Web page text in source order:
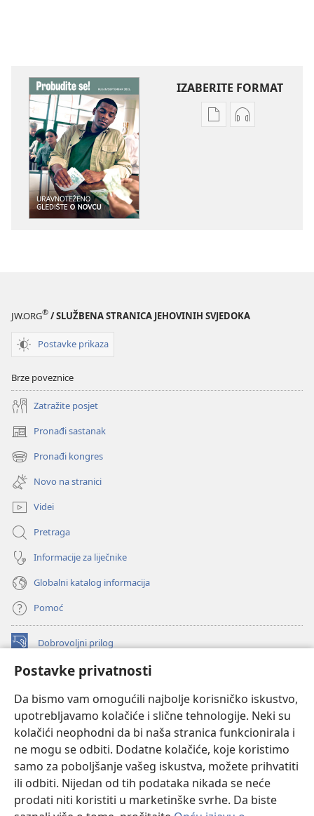
Postavke privatnosti
Da bismo vam omogućili najbolje korisničko iskustvo,
upotrebljavamo kolačiće i slične tehnologije. Neki su
kolačići neophodni da bi naša stranica funkcionirala i
ne mogu se odbiti. Dodatne kolačiće, koje koristimo
samo za poboljšanje vašeg iskustva, možete prihvatiti
ili odbiti. Nijedan od tih podataka nikada se neće
prodati niti koristiti u marketinške svrhe. Da biste
IZABERITE FORMAT
PostavkePostavke
JW.ORG® / SLUŽBENA STRANICA JEHOVINIH SVJEDOKA
Postavke prikaza
Brze poveznice
Zatražite posjet
Pronađi sastanak
(otvara
se
novi
prozor)
Pronađi kongres
(otvara
se
novi
prozor)
Novo na stranici
Videi
Pretraga
Informacije za liječnike
Globalni katalog informacija
Pomoć
Dobrovoljni prilog
(otvara
novi
INTERNETSKA BIBLIOTEKA Watchtower
se
novi
prozor)
JW Hub
(otvara
se
novi
JW Library
Watchtower Library